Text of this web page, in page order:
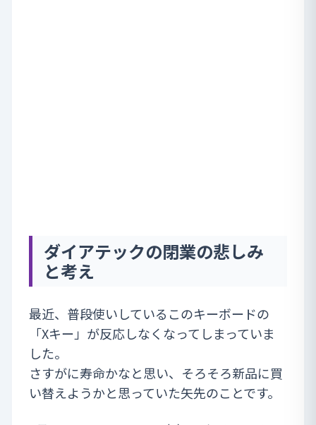
ダイアテックの閉業の悲しみ
と考え
最近、普段使いしているこのキーボードの
「Xキー」が反応しなくなってしまっていま
した。
さすがに寿命かなと思い、そろそろ新品に買
い替えようかと思っていた矢先のことです。